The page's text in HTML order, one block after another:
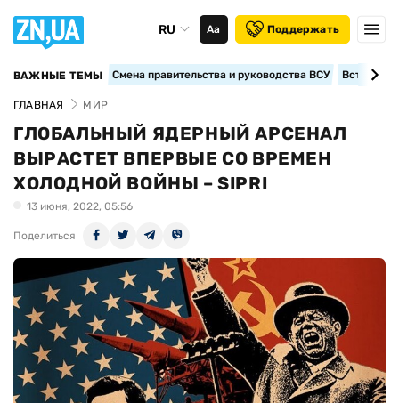
RU Аа Поддержать
ВАЖНЫЕ ТЕМЫ Смена правительства и руководства ВСУ
ГЛАВНАЯ МИР
ГЛОБАЛЬНЫЙ ЯДЕРНЫЙ АРСЕНАЛ
ВЫРАСТЕТ ВПЕРВЫЕ СО ВРЕМЕН
ХОЛОДНОЙ ВОЙНЫ – SIPRI
13 июня, 2022, 05:56
Поделиться